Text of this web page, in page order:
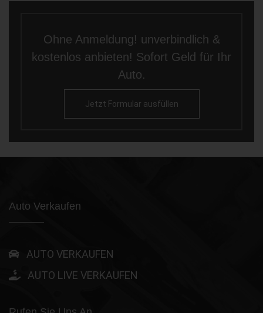
Ohne Anmeldung! unverbindlich &
kostenlos anbieten! Sofort Geld für Ihr
Auto.
Jetzt Formular ausfüllen
Auto Verkaufen
AUTO VERKAUFEN
AUTO LIVE VERKAUFEN